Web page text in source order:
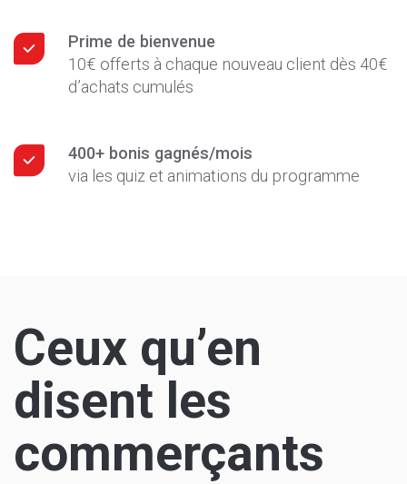
Prime de bienvenue
10€ offerts à chaque nouveau client dès 40€
d’achats cumulés
400+ bonis gagnés/mois
via les quiz et animations du programme
Ceux qu’en
disent les
commerçants